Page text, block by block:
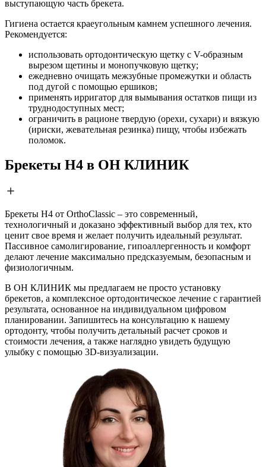
выступающую часть брекета.
Гигиена остается краеугольным камнем успешного лечения.
Рекомендуется:
использовать ортодонтическую щетку с V-образным
вырезом щетины и монопучковую щетку;
ежедневно очищать межзубные промежутки и область
под дугой с помощью ершиков;
применять ирригатор для вымывания остатков пищи из
труднодоступных мест;
ограничить в рационе твердую (орехи, сухари) и вязкую
(ириски, жевательная резинка) пищу, чтобы избежать
поломок.
Брекеты H4 в ОН КЛИНИК
Брекеты H4 от OrthoClassic – это современный,
технологичный и доказано эффективный выбор для тех, кто
ценит свое время и желает получить идеальный результат.
Пассивное самолигирование, гипоаллергенность и комфорт
делают лечение максимально предсказуемым, безопасным и
физиологичным.
В ОН КЛИНИК мы предлагаем не просто установку
брекетов, а комплексное ортодонтическое лечение с гарантией
результата, основанное на индивидуальном цифровом
планировании. Запишитесь на консультацию к нашему
ортодонту, чтобы получить детальный расчет сроков и
стоимости лечения, а также наглядно увидеть будущую
улыбку с помощью 3D-визуализации.